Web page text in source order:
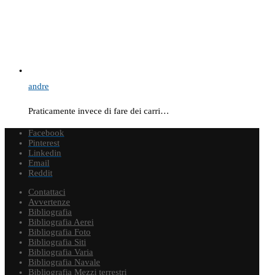
andre
Praticamente invece di fare dei carri…
Facebook
Pinterest
Linkedin
Email
Reddit
Contattaci
Avvertenze
Bibliografia
Bibliografia Aerei
Bibliografia Foto
Bibliografia Siti
Bibliografia Varia
Bibliografia Navale
Bibliografia Mezzi terrestri